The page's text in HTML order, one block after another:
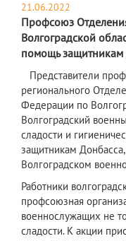
21.06.2022
Профсоюз
Волгоградской
помощь защитникам
Представители
регионального
Федерации по
Волгоградский
сладости и
защитникам
Волгоградском
Работники
профсоюзная
военнослужащих не
сладости. К акции